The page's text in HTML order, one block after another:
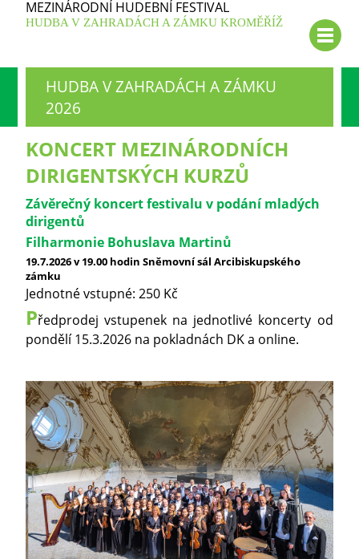
MEZINÁRODNÍ HUDEBNÍ FESTIVAL
HUDBA V ZAHRADÁCH A ZÁMKU KROMĚŘÍŽ
HUDBA V ZAHRADÁCH A ZÁMKU
2026
KONCERT MEZINÁRODNÍCH
DIRIGENTSKÝCH KURZŮ
Závěrečný koncert festivalu v podání mladých
dirigentů
Filharmonie Bohuslava Martinů
19.7.2026 v 19.00 hodin Sněmovní sál Arcibiskupského
zámku
Jednotné vstupné: 250 Kč
Předprodej vstupenek na jednotlivé koncerty od
pondělí 15.3.2026 na pokladnách DK a online.